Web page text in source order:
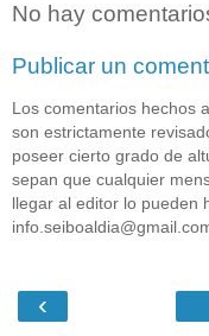
No hay
Publicar un
Los comentarios hechos
son estrictamente
poseer cierto grado de
sepan que cualquier
llegar al editor lo pueden
‹